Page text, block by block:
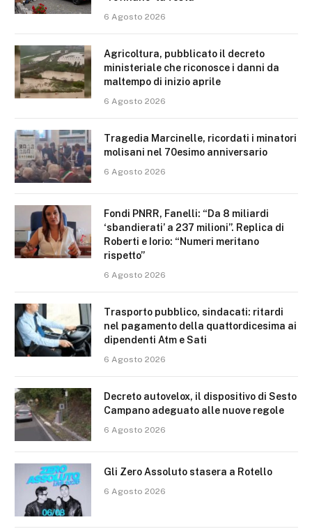
6 Agosto 2026
Agricoltura, pubblicato il decreto
ministeriale che riconosce i danni da
maltempo di inizio aprile
6 Agosto 2026
Tragedia Marcinelle, ricordati i minatori
molisani nel 70esimo anniversario
6 Agosto 2026
Fondi PNRR, Fanelli: “Da 8 miliardi
‘sbandierati’ a 237 milioni”. Replica di
Roberti e Iorio: “Numeri meritano
rispetto”
6 Agosto 2026
Trasporto pubblico, sindacati: ritardi
nel pagamento della quattordicesima ai
dipendenti Atm e Sati
6 Agosto 2026
Decreto autovelox, il dispositivo di Sesto
Campano adeguato alle nuove regole
6 Agosto 2026
Gli Zero Assoluto stasera a Rotello
6 Agosto 2026